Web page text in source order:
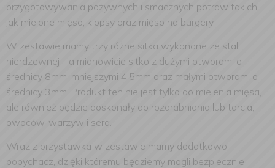
przygotowywania pożywnych i smacznych potraw takich
jak mielone mięso, klopsy oraz mięso na burgery.
W zestawie mamy trzy różne sitka wykonane ze stali
nierdzewnej - a mianowicie sitko z dużymi otworami o
średnicy 8mm, mniejszymi 4,5mm oraz małymi otworami o
średnicy 3mm. Produkt ten nie jest tylko do mielenia mięsa,
ale również będzie doskonały do rozdrabniania lub tarcia,
owoców, warzyw i sera.
Wraz z przystawka w zestawie mamy dodatkowo
popychacz, dzięki któremu będziemy mogli bezpiecznie